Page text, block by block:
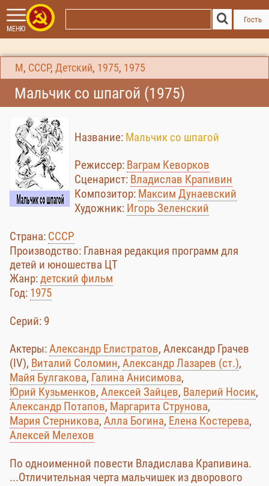
МЕНЮ
Гость
М , СССР, Детский, 1975, 1975
Мальчик со шпагой (1975)
Название: Мальчик со шпагой
Режиссер: Ваграм Кеворков
Сценарист: Владислав Крапивин
Композитор: Максим Дунаевский
Художник: Игорь Зеленский
Страна: СССР
Производство: Главная редакция программ для
детей и юношества ЦТ
Жанр:детский фильм
Год: 1975
Cерий: 9
Актеры:Александр Елистратов, Александр Грачев
(IV), Виталий Соломин, Александр Лазарев (ст.),
Майя Булгакова, Галина Анисимова,
Юрий Кузьменков, Алексей Зайцев, Валерий Носик,
Александр Потапов, Маргарита Струнова,
Мария Стерникова, Алла Богина, Елена Костерева,
Алексей Мелехов
По одноименной повести Владислава Крапивина.
...Отличительная черта мальчишек из дворового